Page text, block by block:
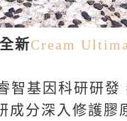
全新Cream
智基因科研研發
成分深入修護膠